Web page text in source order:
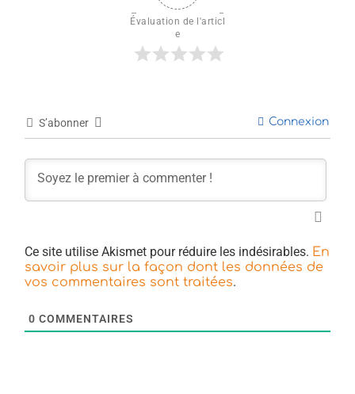
Évaluation de l'articl
e
S’abonner Connexion
Ce site utilise Akismet pour réduire les indésirables. En
savoir plus sur la façon dont les données de
vos commentaires sont traitées.
0 COMMENTAIRES